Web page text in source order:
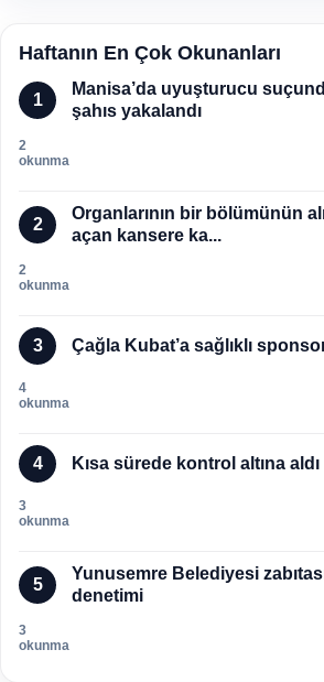
Haftanın En Çok Okunanları
1
Manisa’da uyuşturucu
şahıs yakalandı
2
okunma
2
Organlarının bir bölümünün
açan kansere ka...
2
okunma
3 Çağla Kubat’a sağlıklı
4
okunma
4 Kısa sürede kontrol altına aldı
3
okunma
5
Yunusemre Belediyesi
denetimi
3
okunma